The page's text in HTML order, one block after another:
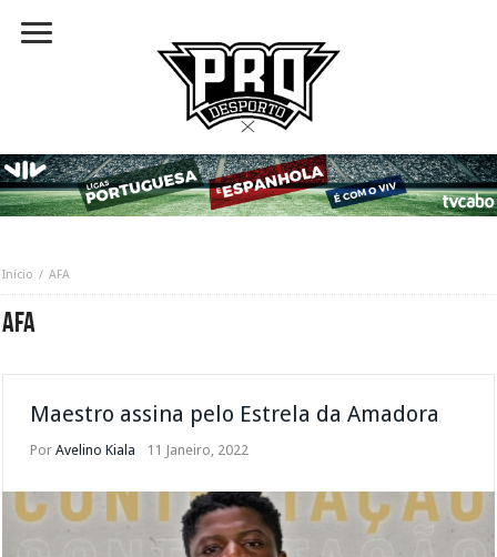
Início AFA
AFA
Maestro assina pelo Estrela da Amadora
PorAvelino Kiala 11 Janeiro, 2022